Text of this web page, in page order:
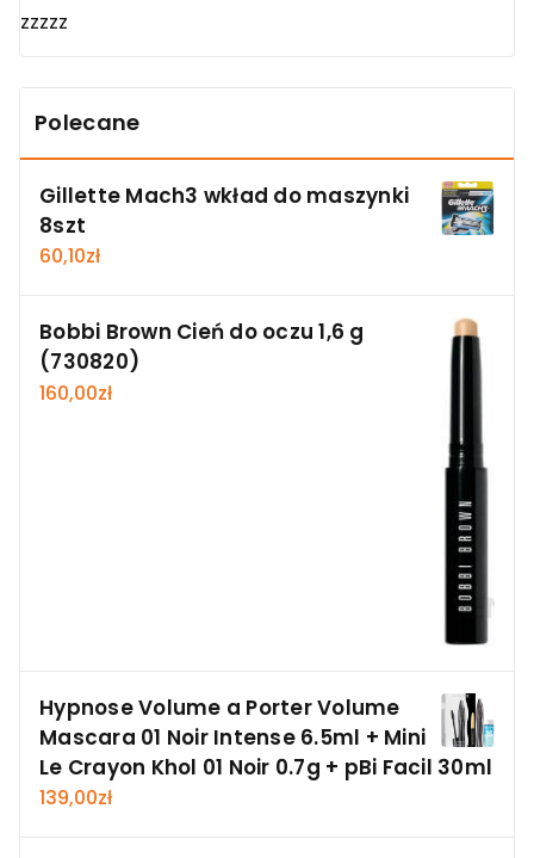
zzzzz
Polecane
Gillette Mach3 wkład do maszynki
8szt
60,10zł
Bobbi Brown Cień do oczu 1,6 g
(730820)
160,00zł
Hypnose Volume a Porter Volume
Mascara 01 Noir Intense 6.5ml + Mini
Le Crayon Khol 01 Noir 0.7g + pBi Facil 30ml
139,00zł